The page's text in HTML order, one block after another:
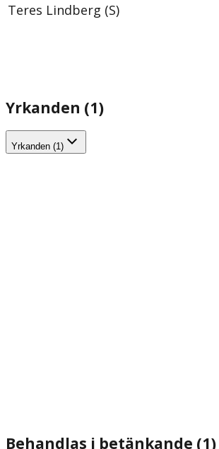
Teres Lindberg (S)
Yrkanden (1)
Yrkanden (1)
Behandlas i betänkande (1)